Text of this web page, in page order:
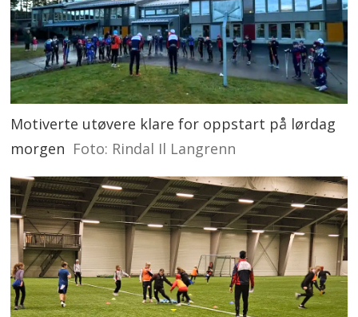
Motiverte utøvere klare for oppstart på lørdag
morgen Foto: Rindal Il Langrenn